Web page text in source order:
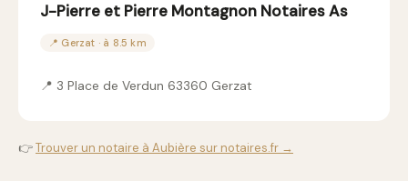
J-Pierre et Pierre Montagnon Notaires As
📍 Gerzat · à 8.5 km
📍 3 Place de Verdun 63360 Gerzat
👉Trouver un notaire à Aubière sur notaires.fr →